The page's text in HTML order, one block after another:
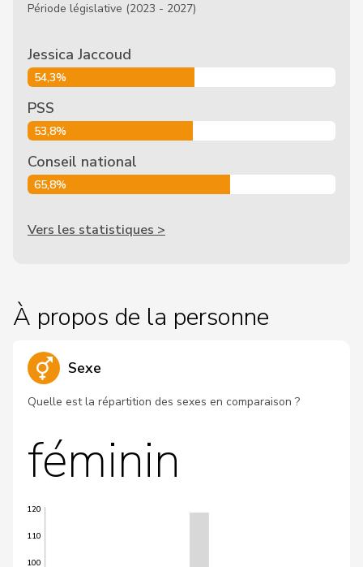
Période législative (2023 - 2027)
Jessica Jaccoud
54,3%
PSS
53,8%
Conseil national
65,8%
Vers les statistiques >
À propos de la personne
Sexe
Quelle est la répartition des sexes en comparaison ?
féminin
100
110
120